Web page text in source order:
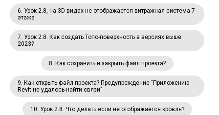
6. Урок 2.8, на 3D видах не отображается витражная система 7
этажа
7. Урок 2.8. Как создать Топо-поверхность в версиях выше
2023?
8. Как сохранить и закрыть файл проекта?
9. Как открыть файл проекта? Предупреждение "Приложению
Revit не удалось найти связи"
10. Урок 2.8. Что делать если не отображается кровля?